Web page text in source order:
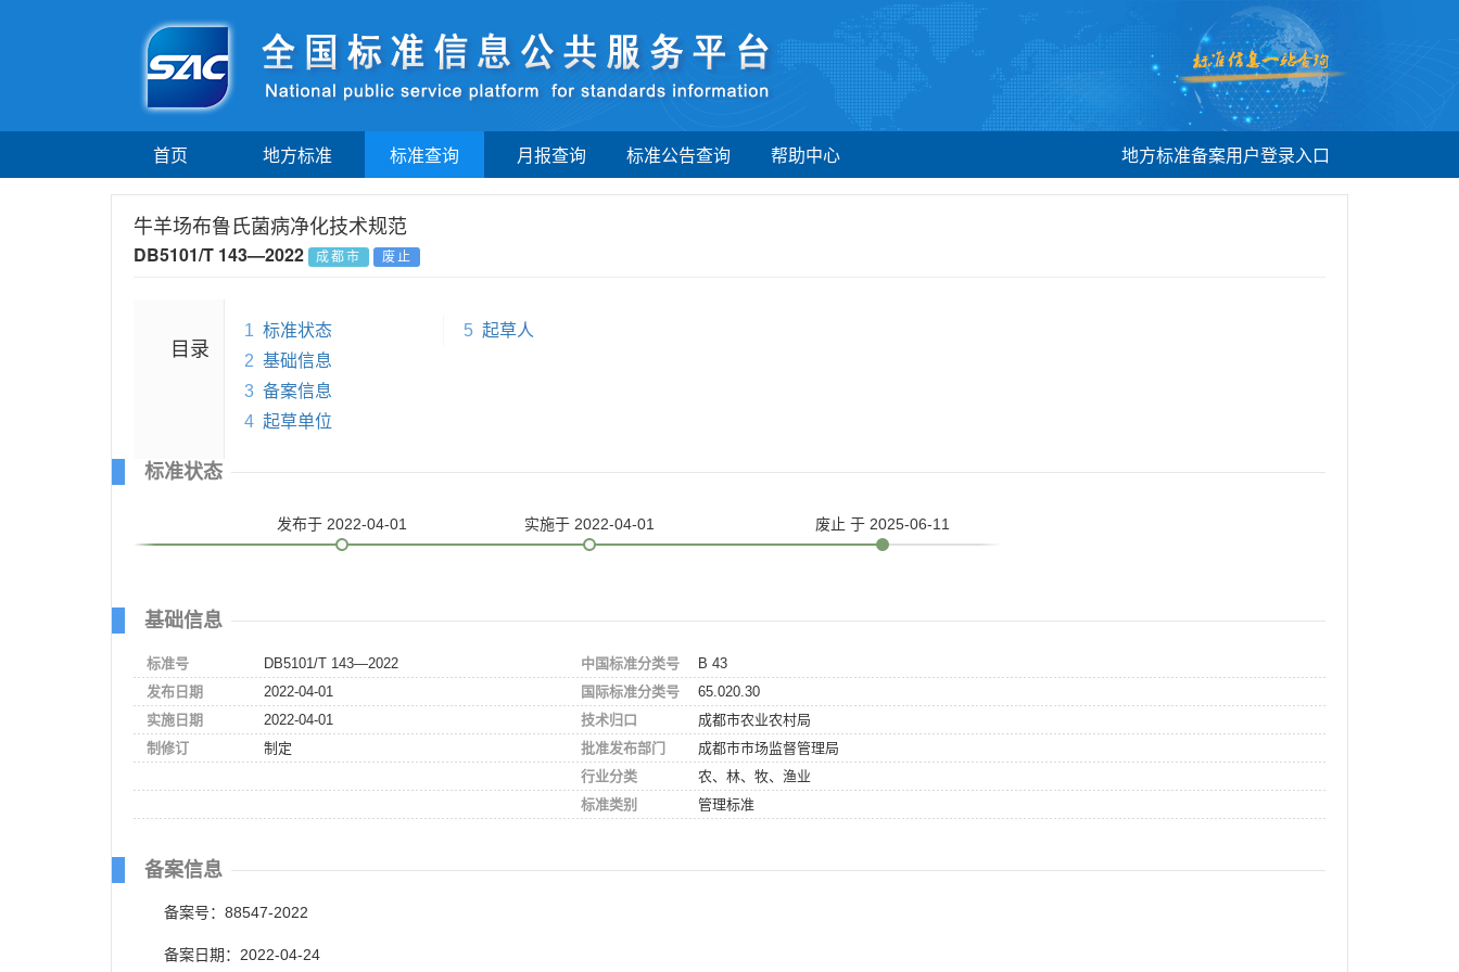
首页 地方标准 标准查询 月报查询 标准公告查询 帮助中心 地方标准备案用户登录入口
牛羊场布鲁氏菌病净化技术规范
DB5101/T 143—2022 成都市 废止
目录
1 标准状态
2 基础信息
3 备案信息
4 起草单位
5 起草人
标准状态
发布于 2022-04-01 实施于 2022-04-01 废止 于 2025-06-11
基础信息
标准号
DB5101/T 143—2022
发布日期
2022-04-01
实施日期
2022-04-01
制修订
制定
中国标准分类号
B 43
国际标准分类号
65.020.30
技术归口
成都市农业农村局
批准发布部门
成都市市场监督管理局
行业分类
农、林、牧、渔业
标准类别
管理标准
备案信息
备案号：88547-2022
备案日期：2022-04-24